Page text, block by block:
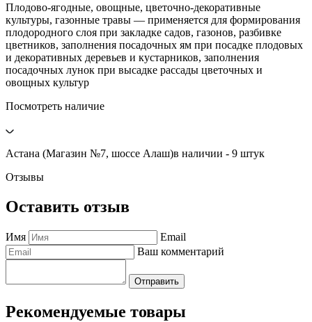
Плодово-ягодные, овощные, цветочно-декоративные
культуры, газонные травы — применяется для формирования
плодородного слоя при закладке садов, газонов, разбивке
цветников, заполнения посадочных ям при посадке плодовых
и декоративных деревьев и кустарников, заполнения
посадочных лунок при высадке рассады цветочных и
овощных культур
Посмотреть наличие
Астана (Магазин №7, шоссе Алаш)в наличии - 9 штук
Отзывы
Оставить отзыв
Имя
Email
Ваш комментарий
Отправить
Рекомендуемые товары